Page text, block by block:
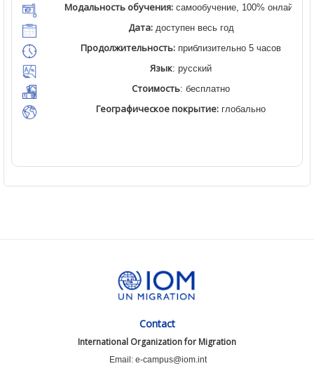
Модальность обучения:самообучение, 100% онлайн
Дата:доступен весь год
Продолжительность: приблизительно 5 часов
Язык: русский
Стоимость: бесплатно
Географическое покрытие: глобально
Contact
International Organization for Migration
Email: e-campus@iom.int